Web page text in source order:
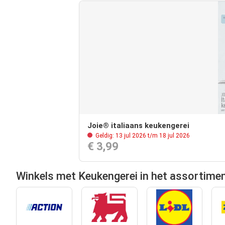
Joie® italiaans keukengerei
Geldig: 13 jul 2026 t/m 18 jul 2026
€ 3,99
Winkels met Keukengerei in het